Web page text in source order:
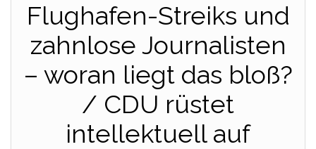
Flughafen-Streiks und
zahnlose Journalisten
– woran liegt das bloß?
/ CDU rüstet
intellektuell auf